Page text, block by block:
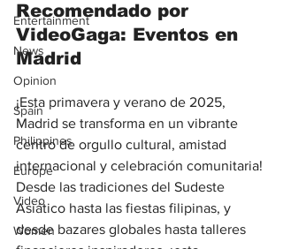
Entertainment
News
Opinion
Spain
Philippines
Europe
Video
Women
Recomendado por
VideoGaga: Eventos en
Madrid
¡Esta primavera y verano de 2025,
Madrid se transforma en un vibrante
centro de orgullo cultural, amistad
internacional y celebración comunitaria!
Desde las tradiciones del Sudeste
Asiático hasta las fiestas filipinas, y
desde bazares globales hasta talleres